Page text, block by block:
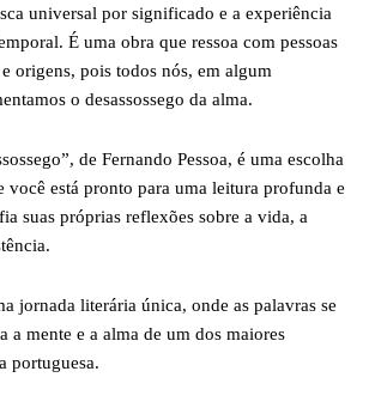
universal por significado e a experiência
É uma obra que ressoa com pessoas
origens, pois todos nós, em algum
o desassossego da alma.
de Fernando Pessoa, é uma escolha
você está pronto para uma leitura profunda e
suas próprias reflexões sobre a vida, a
jornada literária única, onde as palavras se
a mente e a alma de um dos maiores
portuguesa.